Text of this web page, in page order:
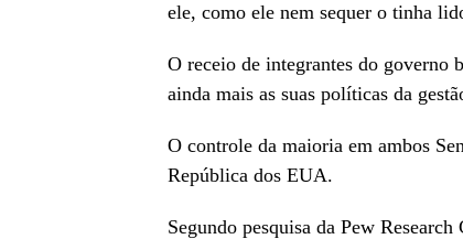
ele, como ele nem sequer o tinha
O receio de integrantes do governo
ainda mais as suas políticas da
O controle da maioria em ambos
República dos EUA.
Segundo pesquisa da Pew